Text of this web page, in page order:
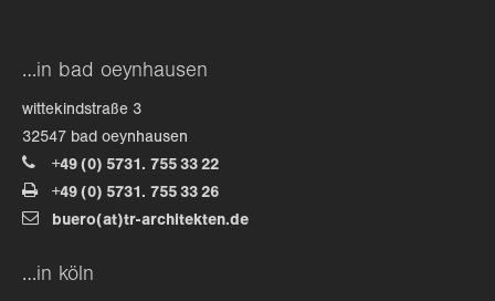
+44 1234 567 890
drop us a line
info@yourdomain.com
about us
lorem ipsum dolor sit amet, consectetuer
…in bad oeynhausen
wittekindstraße 3
32547 bad oeynhausen
+49 (0) 5731. 755 33 22
+49 (0) 5731. 755 33 26
buero(at)tr-architekten.de
…in köln